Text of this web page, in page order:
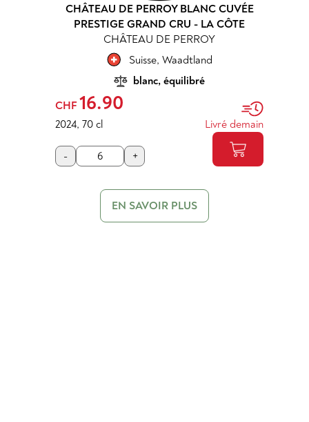
CHÂTEAU DE PERROY BLANC CUVÉE
PRESTIGE GRAND CRU - LA CÔTE
CHÂTEAU DE PERROY
Suisse, Waadtland
blanc, équilibré
CHF 16.90
2024, 70 cl Livré demain
- +
EN SAVOIR PLUS